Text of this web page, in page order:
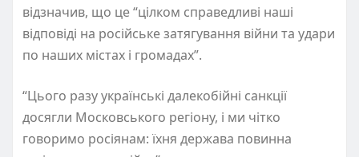
відзначив, що це “цілком справедливі наші
відповіді на російське затягування війни та удари
по наших містах і громадах”.
“Цього разу українські далекобійні санкції
досягли Московського регіону, і ми чітко
говоримо росіянам: їхня держава повинна